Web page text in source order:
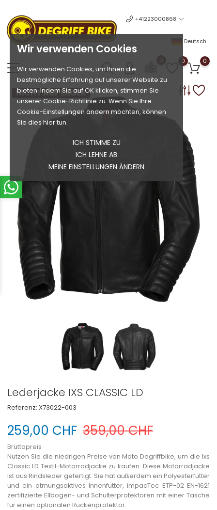
Wir verwenden Cookies
Wir verwenden Cookies, um Ihnen die
bestmögliche Erfahrung auf unserer Website zu
bieten. Indem Sie auf OK klicken, stimmen Sie
unserer Cookie-Richtlinie zu. Wenn Sie Ihre
Cookie-Einstellungen ändern möchten, können
Sie dies hier tun.
ICH STIMME ZU
ICH LEHNE AB
MEINE EINSTELLUNGEN ÄNDERN
+41223000868
Deutsch
0 0
NICHT AUF LAGER
Lederjacke IXS CLASSIC LD
Referenz: X73022-003
259,00 CHF 359,00 CHF
Bruttopreis
Nutzen Sie die niedrigen Preise von Moto Degriffbike, um die Ixs
Classic LD Textil-Motorradjacke zu kaufen. Diese Motorradjacke
ist aus Rindsleder gefertigt. Sie hat außerdem ein Polyesterfutter
und ein atmungsaktives Innenfutter, impacTec ETP-02 EN-1621
zertifizierte Ellbogen- und Schulterprotektoren mit einer Tasche
für einen optionalen Rückenprotektor.